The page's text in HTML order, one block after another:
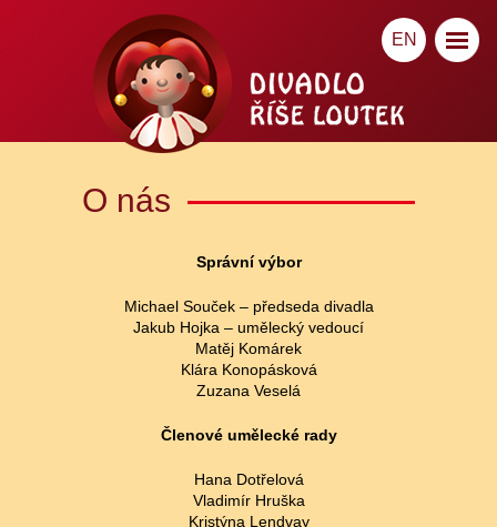
EN
O nás
Správní výbor
Michael Souček – předseda divadla
Jakub Hojka – umělecký vedoucí
Matěj Komárek
Klára Konopásková
Zuzana Veselá
Členové umělecké rady
Hana Dotřelová
Vladimír Hruška
Kristýna Lendvay